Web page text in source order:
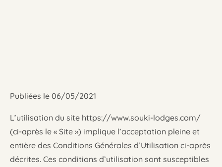
Publiées le 06/05/2021
L’utilisation du site https://www.souki-lodges.com/
(ci-après le « Site ») implique l’acceptation pleine et
entière des Conditions Générales d’Utilisation ci-après
décrites. Ces conditions d’utilisation sont susceptibles